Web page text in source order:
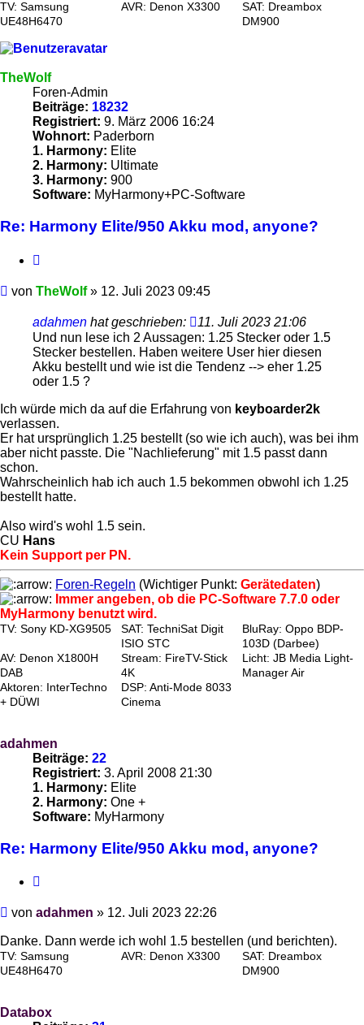
TV: Samsung
UE48H6470
AVR: Denon X3300
SAT: Dreambox
DM900
TheWolf
Foren-Admin
Beiträge: 18232
Registriert: 9. März 2006 16:24
Wohnort: Paderborn
1. Harmony: Elite
2. Harmony: Ultimate
3. Harmony: 900
Software: MyHarmony+PC-Software
Re: Harmony Elite/950 Akku mod, anyone?
Beitrag
von TheWolf» 12. Juli 2023 09:45
adahmen hat geschrieben:
11. Juli 2023 21:06
Und nun lese ich 2 Aussagen: 1.25 Stecker oder 1.5
Stecker bestellen. Haben weitere User hier diesen
Akku bestellt und wie ist die Tendenz --> eher 1.25
oder 1.5 ?
Ich würde mich da auf die Erfahrung von keyboarder2k
verlassen.
Er hat ursprünglich 1.25 bestellt (so wie ich auch), was bei ihm
aber nicht passte. Die "Nachlieferung" mit 1.5 passt dann
schon.
Wahrscheinlich hab ich auch 1.5 bekommen obwohl ich 1.25
bestellt hatte.
Also wird's wohl 1.5 sein.
CU Hans
Kein Support per PN.
Foren-Regeln (Wichtiger Punkt: Gerätedaten)
Immer angeben, ob die PC-Software 7.7.0 oder
MyHarmony benutzt wird.
TV: Sony KD-XG9505
SAT: TechniSat Digit
ISIO STC
BluRay: Oppo BDP-
103D (Darbee)
AV: Denon X1800H
DAB
Stream: FireTV-Stick
4K
Licht: JB Media Light-
Manager Air
Aktoren: InterTechno
+ DÜWI
DSP: Anti-Mode 8033
Cinema
adahmen
Beiträge: 22
Registriert: 3. April 2008 21:30
1. Harmony: Elite
2. Harmony: One +
Software: MyHarmony
Re: Harmony Elite/950 Akku mod, anyone?
Beitrag
von adahmen » 12. Juli 2023 22:26
Danke. Dann werde ich wohl 1.5 bestellen (und berichten).
TV: Samsung
UE48H6470
AVR: Denon X3300
SAT: Dreambox
DM900
Databox